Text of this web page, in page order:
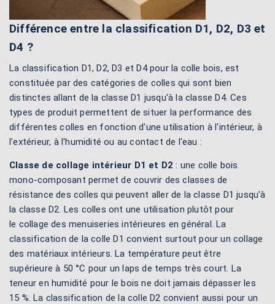
Différence entre la classification D1, D2, D3 et
D4 ?
La classification D1, D2, D3 et D4 pour la colle bois, est
constituée par des catégories de colles qui sont bien
distinctes allant de la classe D1 jusqu'à la classe D4. Ces
types de produit permettent de situer la performance des
différentes colles en fonction d'une utilisation à l'intérieur, à
l'extérieur, à l'humidité ou au contact de l'eau :
Classe de collage intérieur D1 et D2 : une colle bois
mono-composant permet de couvrir des classes de
résistance des colles qui peuvent aller de la classe D1 jusqu'à
la classe D2. Les colles ont une utilisation plutôt pour
le collage des menuiseries intérieures en général. La
classification de la colle D1 convient surtout pour un collage
des matériaux intérieurs. La température peut être
supérieure à 50 °C pour un laps de temps très court. La
teneur en humidité pour le bois ne doit jamais dépasser les
15 %. La classification de la colle D2 convient aussi pour un